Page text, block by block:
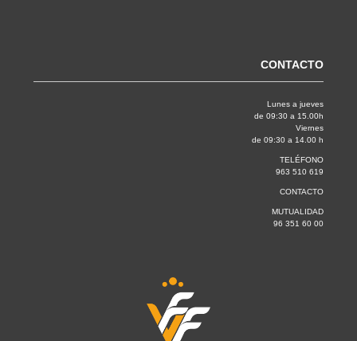
CONTACTO
Lunes a jueves
de 09:30 a 15.00h
Viernes
de 09:30 a 14.00 h
TELÉFONO
963 510 619
CONTACTO
MUTUALIDAD
96 351 60 00